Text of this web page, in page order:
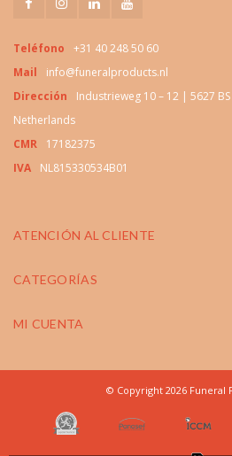
Teléfono
+31 40 248 50 60
Mail
info@funeralproducts.nl
Dirección
Industrieweg 10 – 12 | 5627
Netherlands
CMR
17182375
IVA
NL815330534B01
ATENCIÓN AL CLIENTE
CATEGORÍAS
MI CUENTA
© Copyright 2026 Funeral